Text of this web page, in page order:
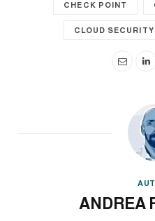
CHECK POINT
CLOUD SECURITY
ANDREA